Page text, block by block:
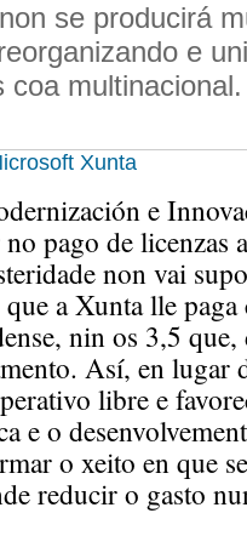
se producirá
e
coa multinacional.
Xunta
e
pago de licenzas
non vai
a Xunta lle paga
nin os 3,5 que,
Así, en lugar
libre e
e o
o xeito en que
reducir o gasto